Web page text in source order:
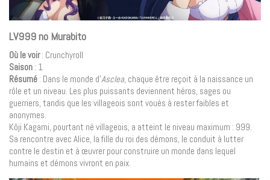
LV999 no Murabito
Où le voir: Crunchyroll
Saison : 1
Résumé : Dans le monde d’Asclea, chaque être reçoit à la naissance un
rôle et un niveau. Les plus puissants deviennent héros, sages ou
guerriers, tandis que les villageois sont voués à rester faibles et
anonymes.
Kôji Kagami, pourtant né villageois, a atteint le niveau maximum : 999.
Sa rencontre avec Alice, la fille du roi des démons, le conduit à lutter
contre le destin et à œuvrer pour construire un monde dans lequel
humains et démons vivront en paix.